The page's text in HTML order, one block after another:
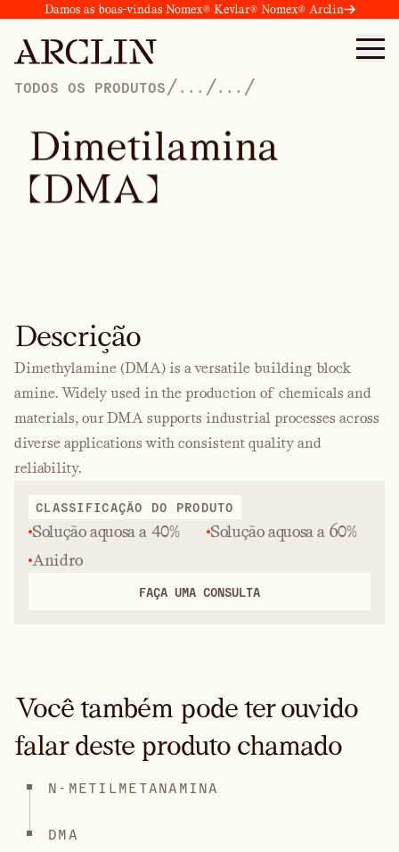
Damos as boas-vindas Nomex® Kevlar® Nomex® Arclin
TODOS OS PRODUTOS / ... /... /
Dimetilamina
(DMA)
Descrição
Dimethylamine (DMA) is a versatile building block
amine. Widely used in the production of chemicals and
materials, our DMA supports industrial processes across
diverse applications with consistent quality and
reliability.
CLASSIFICAÇÃO DO PRODUTO
Solução aquosa a 40%
Solução aquosa a 60%
Anidro
FAÇA UMA CONSULTA
Você também pode ter ouvido
falar deste produto chamado
N-METILMETANAMINA
DMA